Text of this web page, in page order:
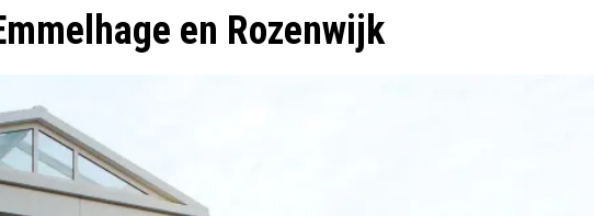
en Rozenwijk